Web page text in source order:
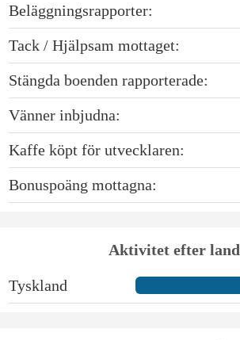
Beläggningsrapporter:
Tack / Hjälpsam mottaget:
Stängda boenden rapporterade:
Vänner inbjudna:
Kaffe köpt för utvecklaren:
Bonuspoäng mottagna:
Aktivitet efter land
Tyskland